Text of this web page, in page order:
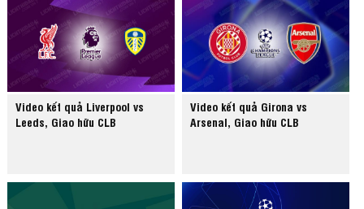
Video kết quả Liverpool vs
Leeds, Giao hữu CLB
Video kết quả Girona vs
Arsenal, Giao hữu CLB